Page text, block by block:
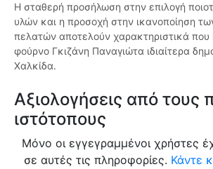
Η σταθερή προσήλωση στην επιλογή
υλών και η προσοχή στην ικανοποίηση
πελατών αποτελούν χαρακτηριστικά που
φούρνο Γκιζάνη Παναγιώτα ιδιαίτερα
Χαλκίδα.
Αξιολογήσεις από τους
ιστότοπους
Μόνο οι εγγεγραμμένοι χρήστες
σε αυτές τις πληροφορίες. Κάντε